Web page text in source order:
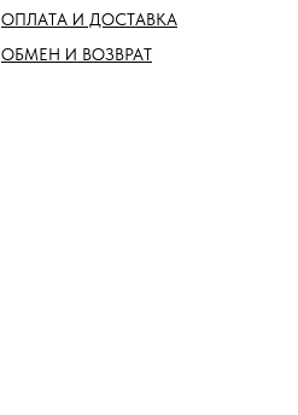
ОПЛАТА И ДОСТАВКА
ОБМЕН И ВОЗВРАТ